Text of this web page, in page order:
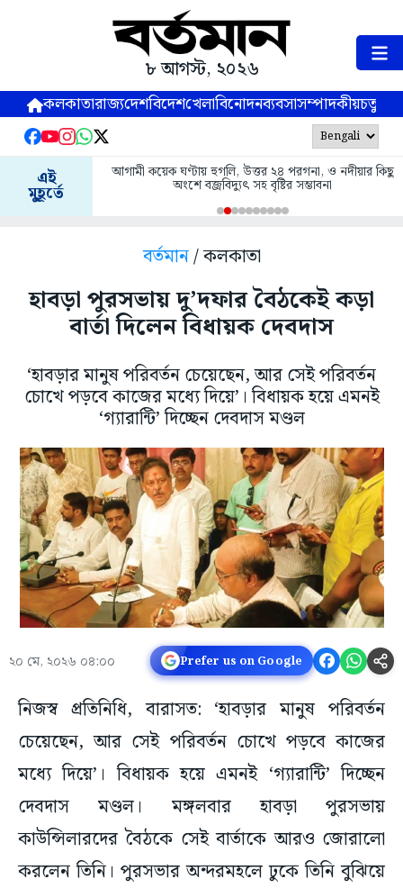
৮ আগস্ট, ২০২৬
কলকাতারাজ্যদেশবিদেশখেলাবিনোদনব্যবসাসম্পাদকীয়
এই
মুহূর্তে
আগামী কয়েক ঘণ্টায় হুগলি, উত্তর ২৪ পরগনা, ও নদীয়ার কিছু
অংশে বজ্রবিদ্যুৎ সহ বৃষ্টির সম্ভাবনা
বর্তমান/ কলকাতা
হাবড়া পুরসভায় দু’দফার বৈঠকেই কড়া
বার্তা দিলেন বিধায়ক দেবদাস
‘হাবড়ার মানুষ পরিবর্তন চেয়েছেন, আর সেই পরিবর্তন
চোখে পড়বে কাজের মধ্যে দিয়ে’। বিধায়ক হয়ে এমনই
‘গ্যারান্টি’ দিচ্ছেন দেবদাস মণ্ডল
২০ মে, ২০২৬ ০৪:০০ Prefer us on Google
নিজস্ব প্রতিনিধি, বারাসত: ‘হাবড়ার মানুষ পরিবর্তন
চেয়েছেন, আর সেই পরিবর্তন চোখে পড়বে কাজের
মধ্যে দিয়ে’। বিধায়ক হয়ে এমনই ‘গ্যারান্টি’ দিচ্ছেন
দেবদাস মণ্ডল। মঙ্গলবার হাবড়া পুরসভায়
কাউন্সিলারদের বৈঠকে সেই বার্তাকে আরও জোরালো
করলেন তিনি। পুরসভার অন্দরমহলে ঢুকে তিনি বুঝিয়ে